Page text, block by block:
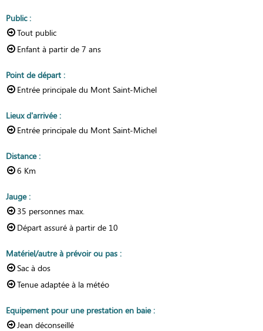
Public:
Tout public
Enfant à partir de 7 ans
Point de départ :
Entrée principale du Mont Saint-Michel
Lieux d'arrivée:
Entrée principale du Mont Saint-Michel
Distance:
6 Km
Jauge:
35 personnes max.
Départ assuré à partir de 10
Matériel/autre à prévoir ou pas :
Sac à dos
Tenue adaptée à la météo
Equipement pour une prestation en baie:
Jean déconseillé